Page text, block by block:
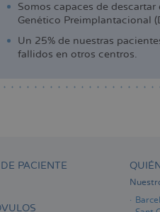
Somos capaces de
Genético Preimplantacional
Un 25% de nuestras
fallidos en otros centros.
PACIENTE